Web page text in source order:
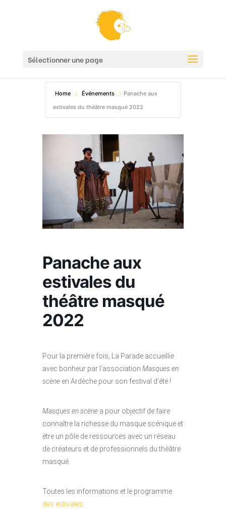
Sélectionner une page
Home Événements
Panache aux
estivales du théâtre masqué 2022
Panache aux
estivales du
théâtre masqué
2022
Pour la première fois, La Parade accueillie
avec bonheur par l’association Masques en
scène en Ardèche pour son festival d’été !
Masques en scène a pour objectif de faire
connaître la richesse du masque scénique et
être un pôle de ressources avec un réseau
de créateurs et de professionnels du théâtre
masqué.
Toutes les informations et le programme
des estivales